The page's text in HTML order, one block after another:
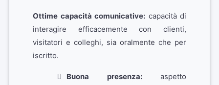
Ottime capacità comunicative: capacità di
interagire efficacemente con clienti,
visitatori e colleghi, sia oralmente che per
iscritto.
Buona presenza:aspetto